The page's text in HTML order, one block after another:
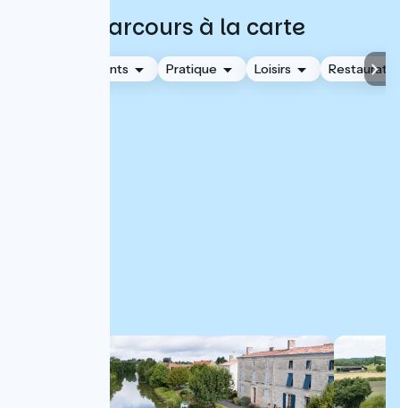
Parcours à la carte
Hébergements Pratique Loisirs